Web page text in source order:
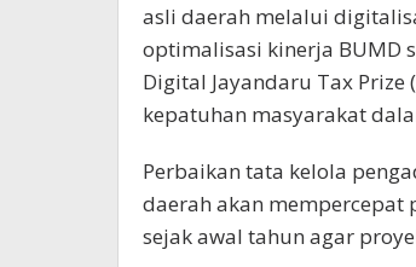
asli daerah melalui
optimalisasi kinerja BUMD
Digital Jayandaru Tax
kepatuhan masyarakat
Perbaikan tata kelola
daerah akan mempercepat
sejak awal tahun agar